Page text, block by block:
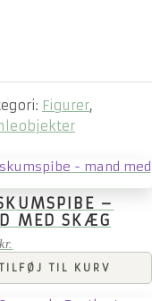
Figurer,
–
MED SKÆG
kr.
TILFØJ TIL KURV